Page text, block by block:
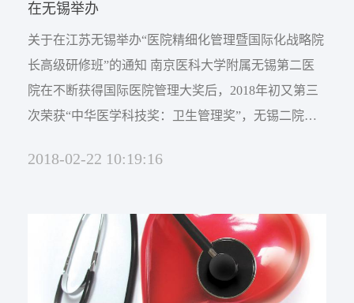
在无锡举办
关于在江苏无锡举办“医院精细化管理暨国际化战略院
长高级研修班”的通知 南京医科大学附属无锡第二医
院在不断获得国际医院管理大奖后，2018年初又第三
次荣获“中华医学科技奖：卫生管理奖”，无锡二院的
院的一个标杆和典型样本。受到国内和国际同行的高
模式有许多的亮点，值得中国医院院长们深度研究
2018-02-22 10:19:16